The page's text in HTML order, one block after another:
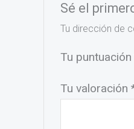
Sé el
Tu dirección de
Tu puntuación
Tu valoración